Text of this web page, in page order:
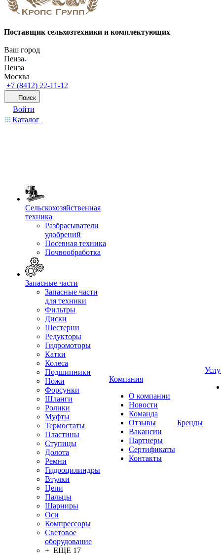
Поставщик сельхозтехники и комплектующих
Ваш город
Пенза
Пенза
Москва
+7 (8412) 22-11-12
Поиск
Войти
Каталог
Сельскохозяйственная
техника
Разбрасыватели
удобрений
Посевная техника
Почвообработка
Запасные части
Запасные части
для техники
Фильтры
Диски
Шестерни
Редукторы
Гидромоторы
Катки
Колеса
Подшипники
Ножи
Форсунки
Шланги
Ролики
Муфты
Термостаты
Пластины
Ступицы
Долота
Ремни
Гидроцилиндры
Втулки
Цепи
Пальцы
Шарниры
Оси
Компрессоры
Световое
оборудование
+ ЕЩЕ 17
Компания
О компании
Новости
Команда
Отзывы
Вакансии
Партнеры
Сертификаты
Контакты
Бренды